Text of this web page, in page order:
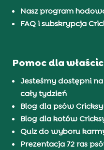
Nasz program
FAQ i subskrypcja
Pomoc dla
Jesteśmy dostępni
cały tydzień
Blog dla psów
Blog dla kotów
Quiz do wyboru
Prezentacja 72 ras